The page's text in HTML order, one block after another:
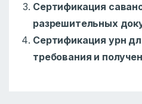
Сертификация
разрешительных
Сертификация урн
требования и